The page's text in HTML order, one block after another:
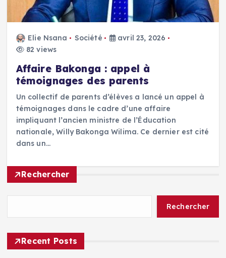
Elie Nsana Société
avril 23, 2026
82 views
Affaire Bakonga : appel à
témoignages des parents
Un collectif de parents d’élèves a lancé un appel à
témoignages dans le cadre d’une affaire
impliquant l’ancien ministre de l’Éducation
nationale, Willy Bakonga Wilima. Ce dernier est cité
dans un…
Rechercher
Rechercher
Recent Posts